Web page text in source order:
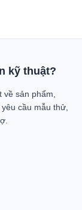
kỹ thuật?
sản phẩm,
cầu mẫu thử,